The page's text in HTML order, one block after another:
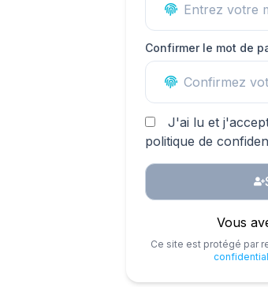
Confirmer le mot de
J'ai lu et
politique de
Vous
Ce site est protégé par